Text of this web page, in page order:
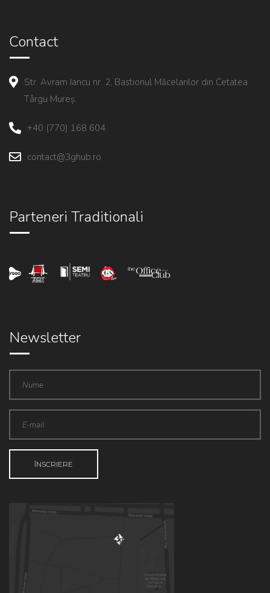
Contact
Str. Avram Iancu nr. 2, Bastionul Măcelarilor din Cetatea
Târgu Mureș.
+40 (770) 168 604
contact@3ghub.ro
Parteneri Traditionali
Newsletter